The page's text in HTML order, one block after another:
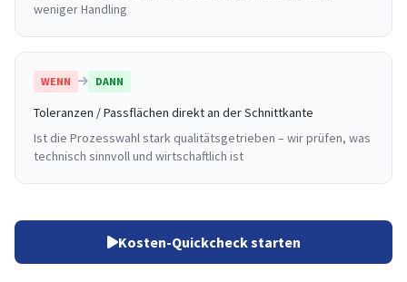
weniger Handling
WENN DANN
Toleranzen / Passflächen direkt an der Schnittkante
Ist die Prozesswahl stark qualitätsgetrieben – wir prüfen, was
technisch sinnvoll und wirtschaftlich ist
Kosten-Quickcheck starten